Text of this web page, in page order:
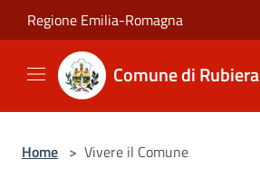
Salta al contenuto principale
Regione Emilia-Romagna
Comune di Rubiera
Home > Vivere il Comune